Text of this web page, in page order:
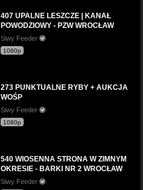
407 UPALNE LESZCZE | KANAŁ
POWODZIOWY - PZW WROCŁAW
Siwy Feeder
1080p
273 PUNKTUALNE RYBY + AUKCJA
WOŚP
Siwy Feeder
1080p
540 WIOSENNA STRONA W ZIMNYM
OKRESIE - BARKI NR 2 WROCŁAW
Siwy Feeder